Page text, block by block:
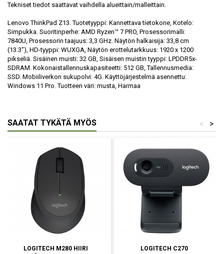
Tekniset tiedot saattavat vaihdella alueittain/malleittain.
Lenovo ThinkPad Z13. Tuotetyyppi: Kannettava tietokone, Kotelo:
Simpukka. Suoritinperhe: AMD Ryzen™ 7 PRO, Prosessorimalli:
7840U, Prosessorin taajuus: 3,3 GHz. Näytön halkaisija: 33,8 cm
(13.3"), HD-tyyppi: WUXGA, Näytön erottelutarkkuus: 1920 x 1200
pikseliä. Sisäinen muisti: 32 GB, Sisäisen muistin tyyppi: LPDDR5x-
SDRAM. Kokonaistallennuskapasiteetti: 512 GB, Tallennusmedia:
SSD. Mobiiliverkon sukupolvi: 4G. Käyttöjärjestelmä asennettu:
Windows 11 Pro. Tuotteen väri: musta, Harmaa
SAATAT TYKÄTÄ MYÖS >
<
LOGITECH M280 HIIRI
LOGITECH C270